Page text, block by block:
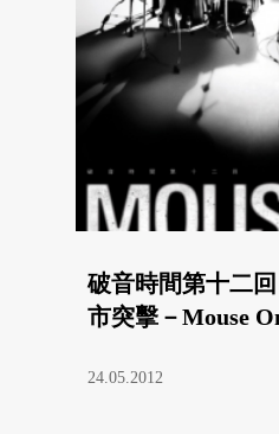
破音時間第十二
市突擊－Mouse
24.05.2012